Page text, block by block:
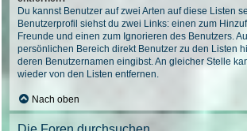
Du kannst Benutzer auf zwei Arten auf diese Listen
Benutzerprofil siehst du zwei Links: einen zum
Freunde und einen zum Ignorieren des Benutzers.
persönlichen Bereich direkt Benutzer zu den Listen
deren Benutzernamen eingibst. An gleicher Stelle
wieder von den Listen entfernen.
Nach oben